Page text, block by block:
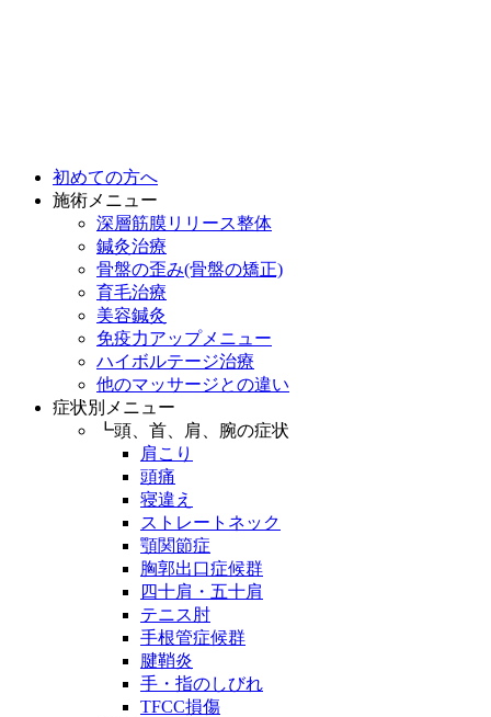
初めての方へ
施術メニュー
深層筋膜リリース整体
鍼灸治療
骨盤の歪み(骨盤の矯正)
育毛治療
美容鍼灸
免疫力アップメニュー
ハイボルテージ治療
他のマッサージとの違い
症状別メニュー
┗頭、首、肩、腕の症状
肩こり
頭痛
寝違え
ストレートネック
顎関節症
胸郭出口症候群
四十肩・五十肩
テニス肘
手根管症候群
腱鞘炎
手・指のしびれ
TFCC損傷